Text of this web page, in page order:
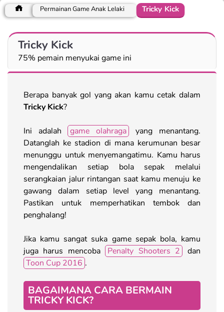
Permainan Game Anak Lelaki Tricky Kick
Tricky Kick
75% pemain menyukai game ini
Berapa banyak gol yang akan kamu cetak dalam
Tricky Kick?
Ini adalah game olahraga
yang menantang.
Datanglah ke stadion di mana kerumunan besar
menunggu untuk menyemangatimu. Kamu harus
mengendalikan setiap bola sepak melalui
serangkaian jalur rintangan saat kamu menuju ke
gawang dalam setiap level yang menantang.
Pastikan untuk memperhatikan tembok dan
penghalang!
Jika kamu sangat suka game sepak bola, kamu
juga harus mencoba
Penalty Shooters 2
dan
Toon Cup 2016 .
BAGAIMANA CARA BERMAIN
TRICKY KICK?